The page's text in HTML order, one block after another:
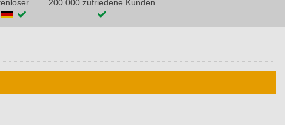
200.000 zufriedene Kunden